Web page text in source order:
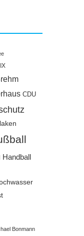
CDU
Handball
Bonmann